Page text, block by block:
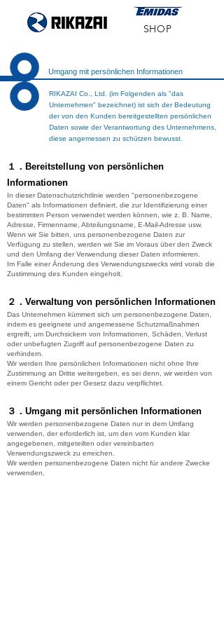
SHOP
Umgang mit persönlichen Informationen
RIKAZAI Co., Ltd. (im Folgenden als "das
Unternehmen" bezeichnet) ist sich der Bedeutung
der von den Kunden bereitgestellten persönlichen
Daten sowie der Verantwortung des Unternehmens,
diese angemessen zu schützen bewusst.
１．Bereitstellung von persönlichen
Informationen
In dieser Datenschutzrichtlinie werden "personenbezogene
Daten" als Informationen definiert, die zur Identifizierung einer
bestimmten Person verwendet werden können, wie z. B. Name,
Adresse, Firmenname, Abteilungsname, E-Mail-Adresse usw.
Wenn wir Sie bitten, uns personenbezogene Daten zur
Verfügung zu stellen, werden wir Sie im Voraus über den Zweck
und den Umfang der Verwendung dieser Daten informieren.
Im Falle einer Änderung des Verwendungszwecks wird vorab die
Zustimmung des Kunden eingeholt.
２．Verwaltung von persönlichen Informationen
Das Unternehmen kümmert sich um personenbezogene Daten,
indem es geeignete und angemessene Schutzmaßnahmen
ergreift, um Durchsickern von Informationen, Schäden, Verlust
oder unbefugten Zugriff auf personenbezogene Daten zu
verhindern.
Wir werden Ihre persönlichen Informationen nicht ohne Ihre
Zustimmung an Dritte weitergeben, es sei denn, wir werden von
einem Gericht oder per Gesetz dazu verpflichtet.
３．Umgang mit persönlichen Informationen
Wir werden personenbezogene Daten nur in dem Umfang
verwenden, der erforderlich ist, um den vom Kunden klar
angegebenen, mitgeteilten oder vereinbarten
Verwendungszweck zu erreichen.
Wir werden personenbezogene Daten nicht für andere Zwecke
verwenden.